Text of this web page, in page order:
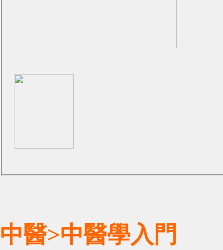
中醫>中醫學入門